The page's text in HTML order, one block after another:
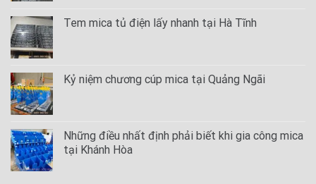
Tem mica tủ điện lấy nhanh tại Hà Tĩnh
Kỷ niệm chương cúp mica tại Quảng Ngãi
Những điều nhất định phải biết khi gia công mica
tại Khánh Hòa